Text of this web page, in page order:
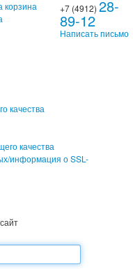
корзина
+7 (4912)28-
89-12
Написать письмо
качества
качества
информация о SSL-